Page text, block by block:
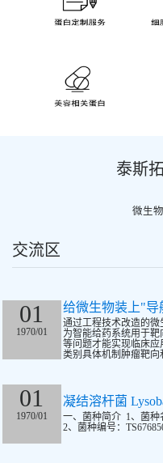
泰斯
微生
交流区
01
1970/01
给微生物装上"
通过工程技术改造的
为智能给药系统用于
等问题才能实现临床
类别具体机制肿瘤靶向
01
1970/01
凝结溶杆菌
一、菌种简介 1、菌种
2、菌种编号：